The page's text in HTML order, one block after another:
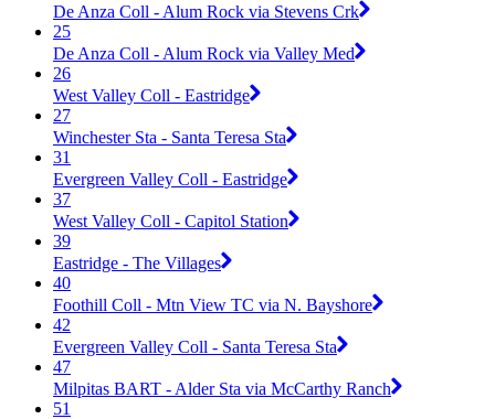
De Anza Coll - Alum Rock via Stevens Crk
25
De Anza Coll - Alum Rock via Valley Med
26
West Valley Coll - Eastridge
27
Winchester Sta - Santa Teresa Sta
31
Evergreen Valley Coll - Eastridge
37
West Valley Coll - Capitol Station
39
Eastridge - The Villages
40
Foothill Coll - Mtn View TC via N. Bayshore
42
Evergreen Valley Coll - Santa Teresa Sta
47
Milpitas BART - Alder Sta via McCarthy Ranch
51